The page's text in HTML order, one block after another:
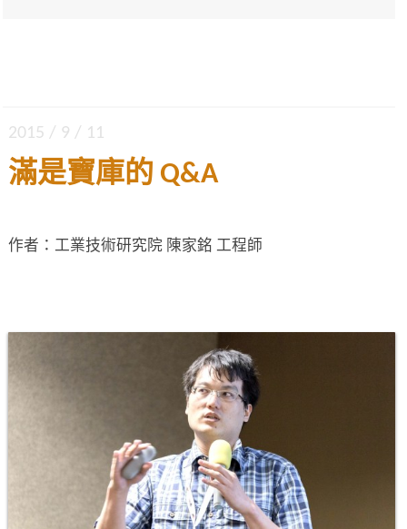
2015 / 9 / 11
滿是寶庫的 Q&A
作者：工業技術研究院 陳家銘 工程師